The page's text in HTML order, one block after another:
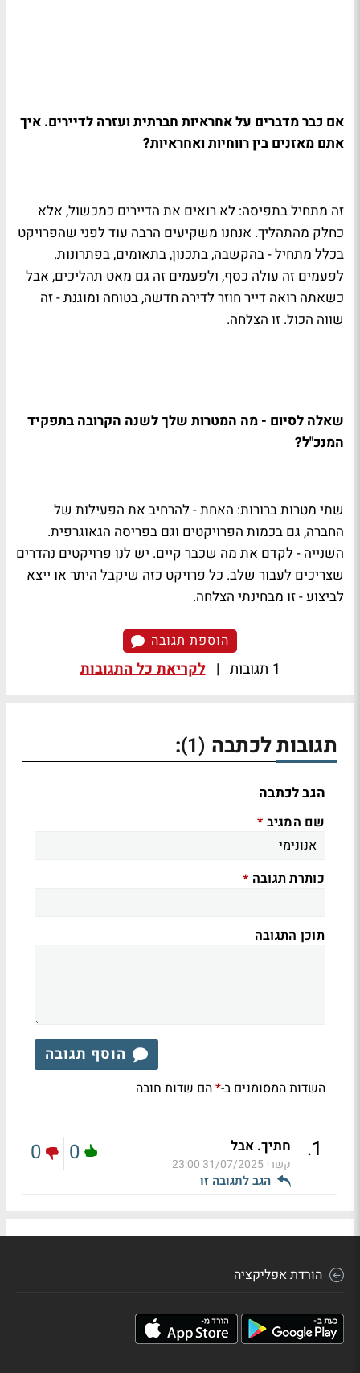
אם כבר מדברים על אחראיות חברתית ועזרה לדיירים. איך
אתם מאזנים בין רווחיות ואחראיות?
זה מתחיל בתפיסה: לא רואים את הדיירים כמכשול, אלא
כחלק מהתהליך. אנחנו משקיעים הרבה עוד לפני שהפרויקט
בכלל מתחיל - בהקשבה, בתכנון, בתאומים, בפתרונות.
לפעמים זה עולה כסף, ולפעמים זה גם מאט תהליכים, אבל
כשאתה רואה דייר חוזר לדירה חדשה, בטוחה ומוגנת - זה
שווה הכול. זו הצלחה.
שאלה לסיום - מה המטרות שלך לשנה הקרובה בתפקיד
המנכ"ל?
שתי מטרות ברורות: האחת - להרחיב את הפעילות של
החברה, גם בכמות הפרויקטים וגם בפריסה הגאוגרפית.
השנייה - לקדם את מה שכבר קיים. יש לנו פרויקטים נהדרים
שצריכים לעבור שלב. כל פרויקט כזה שיקבל היתר או ייצא
לביצוע - זו מבחינתי הצלחה.
הוספת תגובה
1 תגובות | לקריאת כל התגובות
תגובות לכתבה (1)
:
הגב לכתבה
שם המגיב *
כותרת תגובה *
תוכן התגובה
הוסף תגובה
השדות המסומנים ב-*הם שדות חובה
1
. חתיך. אבל
קשרי31/07/2025 23:00
הגב לתגובה זו
0
0
הורדת אפליקציה